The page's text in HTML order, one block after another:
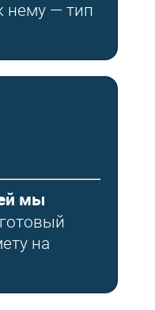
нему — тип
мы
готовый
на